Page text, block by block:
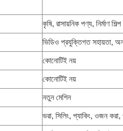
কৃষি, রাসায়নিক পণ্য, নির্মাণ
ভিডিও প্রযুক্তিগত সহায়তা,
কোনোটিই নয়
কোনোটিই নয়
নতুন মেশিন
ভরা, সিলিং, প্যাকিং, ওজন করা,